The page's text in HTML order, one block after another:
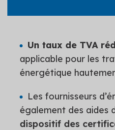
Un taux de TVA
applicable pour les
énergétique
Les fournisseurs
également des aides
dispositif des